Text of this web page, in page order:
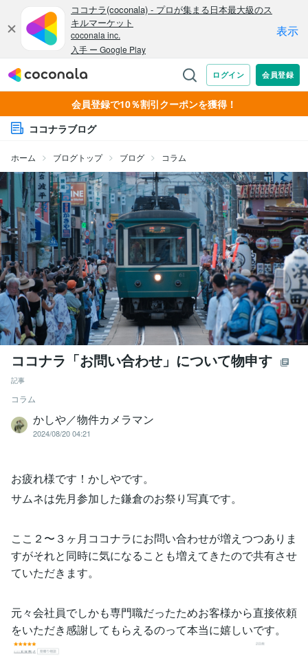
会員登録で10％割引クーポンを獲得！
ココナラブログ
ホーム ブログトップ ブログ コラム
ココナラ「お問い合わせ」について物申す
記事
コラム
かしや／物件カメラマン
2024/08/20 04:21
お疲れ様です！かしやです。
サムネは先月参加した鎌倉のお祭り写真です。
ここ２〜３ヶ月ココナラにお問い合わせが増えつつありま
すがそれと同時に気になることも増えてきたので共有させ
ていただきます。
元々会社員でしかも専門職だったためお客様から直接依頼
をいただき感謝してもらえるのって本当に嬉しいです。